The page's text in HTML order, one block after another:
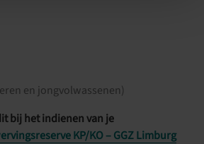
en jongvolwassenen)
bij het indienen van je
KP/KO – GGZ Limburg